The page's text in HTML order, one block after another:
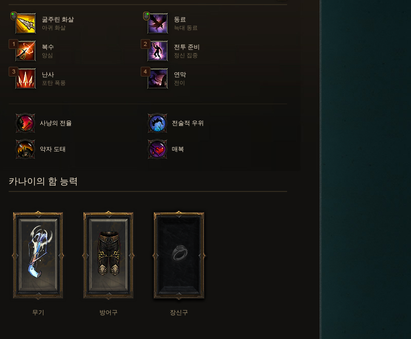
굶주린 화살
아귀 화살
동료
늑대 동료
복수
앙심
전투 준비
정신 집중
난사
포탄 폭풍
연막
전이
사냥의 전율 전술적 우위
약자 도태 매복
카나이의 함 능력
무기 방어구 장신구